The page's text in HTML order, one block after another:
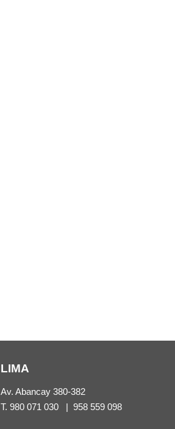
LIMA
Av. Abancay 380-382
T. 980 071 030| 958 559 098